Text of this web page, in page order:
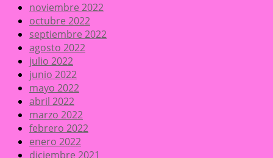
noviembre 2022
octubre 2022
septiembre 2022
agosto 2022
julio 2022
junio 2022
mayo 2022
abril 2022
marzo 2022
febrero 2022
enero 2022
diciembre 2021